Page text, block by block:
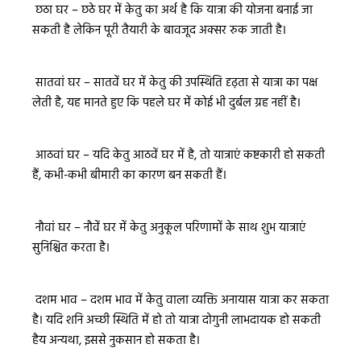
छठा घर – छठे घर में केतु का अर्थ है कि यात्रा की योजना बनाई जा
सकती है लेकिन पूरी तैयारी के बावजूद अक्सर रुक जाती है।
सातवां घर – सातवें घर में केतु की उपस्थिति दृढ़ता से यात्रा का पक्ष
लेती है, यह मानते हुए कि पहले घर में कोई भी दुर्बल ग्रह नहीं है।
आठवां घर – यदि केतु आठवें घर में है, तो यात्राएं कष्टकारी हो सकती
हैं, कभी-कभी बीमारी का कारण बन सकती हैं।
नौवां घर – नौवें घर में केतु अनुकूल परिणामों के साथ शुभ यात्राएं
सुनिश्चित करता है।
दशम भाव – दशम भाव में केतु वाला व्यक्ति अनायास यात्रा कर सकता
है। यदि शनि अच्छी स्थिति में हो तो यात्रा दोगुनी लाभदायक हो सकती
हैय अन्यथा, इससे नुकसान हो सकता है।